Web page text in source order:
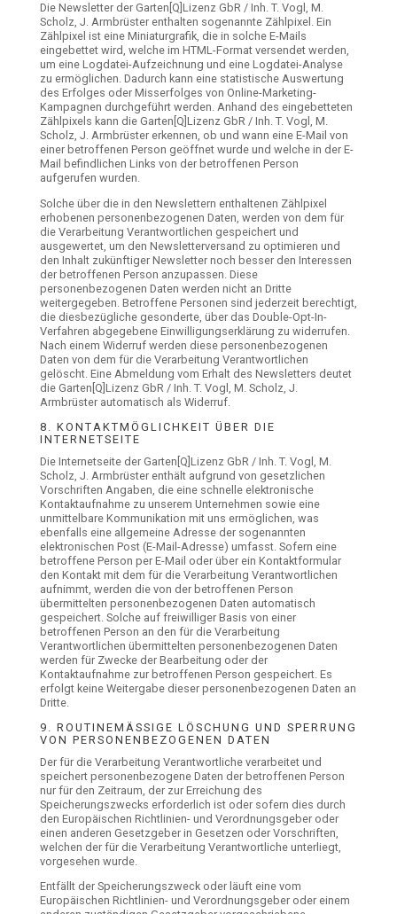
Die Newsletter der Garten[Q]Lizenz GbR / Inh. T. Vogl, M.
Scholz, J. Armbrüster enthalten sogenannte Zählpixel. Ein
Zählpixel ist eine Miniaturgrafik, die in solche E-Mails
eingebettet wird, welche im HTML-Format versendet werden,
um eine Logdatei-Aufzeichnung und eine Logdatei-Analyse
zu ermöglichen. Dadurch kann eine statistische Auswertung
des Erfolges oder Misserfolges von Online-Marketing-
Kampagnen durchgeführt werden. Anhand des eingebetteten
Zählpixels kann die Garten[Q]Lizenz GbR / Inh. T. Vogl, M.
Scholz, J. Armbrüster erkennen, ob und wann eine E-Mail von
einer betroffenen Person geöffnet wurde und welche in der E-
Mail befindlichen Links von der betroffenen Person
aufgerufen wurden.
Solche über die in den Newslettern enthaltenen Zählpixel
erhobenen personenbezogenen Daten, werden von dem für
die Verarbeitung Verantwortlichen gespeichert und
ausgewertet, um den Newsletterversand zu optimieren und
den Inhalt zukünftiger Newsletter noch besser den Interessen
der betroffenen Person anzupassen. Diese
personenbezogenen Daten werden nicht an Dritte
weitergegeben. Betroffene Personen sind jederzeit berechtigt,
die diesbezügliche gesonderte, über das Double-Opt-In-
Verfahren abgegebene Einwilligungserklärung zu widerrufen.
Nach einem Widerruf werden diese personenbezogenen
Daten von dem für die Verarbeitung Verantwortlichen
gelöscht. Eine Abmeldung vom Erhalt des Newsletters deutet
die Garten[Q]Lizenz GbR / Inh. T. Vogl, M. Scholz, J.
Armbrüster automatisch als Widerruf.
8. KONTAKTMÖGLICHKEIT ÜBER DIE
INTERNETSEITE
Die Internetseite der Garten[Q]Lizenz GbR / Inh. T. Vogl, M.
Scholz, J. Armbrüster enthält aufgrund von gesetzlichen
Vorschriften Angaben, die eine schnelle elektronische
Kontaktaufnahme zu unserem Unternehmen sowie eine
unmittelbare Kommunikation mit uns ermöglichen, was
ebenfalls eine allgemeine Adresse der sogenannten
elektronischen Post (E-Mail-Adresse) umfasst. Sofern eine
betroffene Person per E-Mail oder über ein Kontaktformular
den Kontakt mit dem für die Verarbeitung Verantwortlichen
aufnimmt, werden die von der betroffenen Person
übermittelten personenbezogenen Daten automatisch
gespeichert. Solche auf freiwilliger Basis von einer
betroffenen Person an den für die Verarbeitung
Verantwortlichen übermittelten personenbezogenen Daten
werden für Zwecke der Bearbeitung oder der
Kontaktaufnahme zur betroffenen Person gespeichert. Es
erfolgt keine Weitergabe dieser personenbezogenen Daten an
Dritte.
9. ROUTINEMÄSSIGE LÖSCHUNG UND SPERRUNG V
ON PERSONENBEZOGENEN DATEN
Der für die Verarbeitung Verantwortliche verarbeitet und
speichert personenbezogene Daten der betroffenen Person
nur für den Zeitraum, der zur Erreichung des
Speicherungszwecks erforderlich ist oder sofern dies durch
den Europäischen Richtlinien- und Verordnungsgeber oder
einen anderen Gesetzgeber in Gesetzen oder Vorschriften,
welchen der für die Verarbeitung Verantwortliche unterliegt,
vorgesehen wurde.
Entfällt der Speicherungszweck oder läuft eine vom
Europäischen Richtlinien- und Verordnungsgeber oder einem